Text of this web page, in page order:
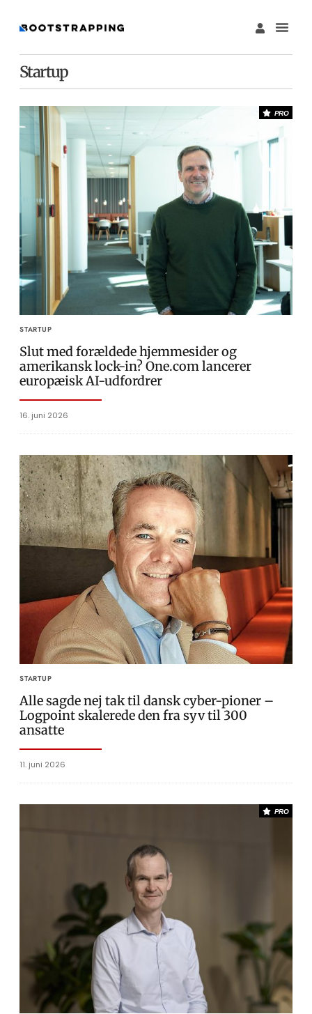
Startup
PRO
STARTUP
Slut med forældede hjemmesider og
amerikansk lock-in? One.com lancerer
europæisk AI-udfordrer
16. juni 2026
STARTUP
Alle sagde nej tak til dansk cyber-pioner –
Logpoint skalerede den fra syv til 300
ansatte
11. juni 2026
PRO